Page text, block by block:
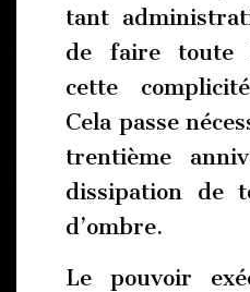
tant
de faire toute
cette
Cela passe
trentième
dissipation de
d’ombre.
Le pouvoir